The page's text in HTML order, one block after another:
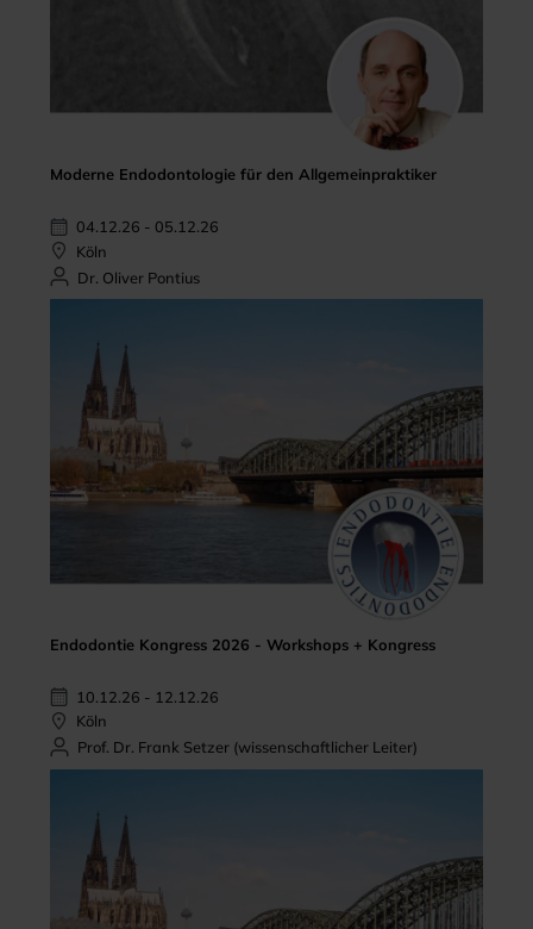
Moderne Endodontologie für den Allgemeinpraktiker
04.12.26 - 05.12.26
Köln
Dr. Oliver Pontius
Endodontie Kongress 2026 - Workshops + Kongress
10.12.26 - 12.12.26
Köln
Prof. Dr. Frank Setzer (wissenschaftlicher Leiter)